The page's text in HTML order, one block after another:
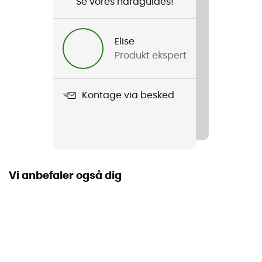
840 g (Regular Wide) / 1 080 g (Large)
Elise
Produkt ekspert
Kontage via besked
Vi anbefaler også dig